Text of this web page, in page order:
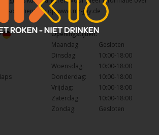
assortiment kijk opwww.mr-joy.de
Openingstijden:
Maandag:
Gesloten
Dinsdag:
10:00-18:00
Woensdag:
10:00-18:00
Donderdag:
10:00-18:00
Vrijdag:
10:00-18:00
Zaterdag:
10:00-18:00
Zondag:
Gesloten